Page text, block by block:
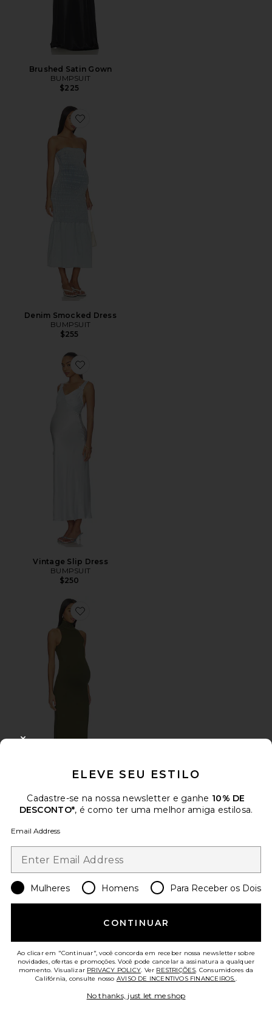
Brushed Satin Gown
BUMPSUIT
$225
Favorite Denim Smocked Dress
Denim Smocked Dress
BUMPSUIT
$255
Favorite Vintage Slip Dress
Vintage Slip Dress
BUMPSUIT
$250
Favorite The Serena Dress
The Serena Dress
BUMPSUIT
Favorite MODELADOR DE CINTURA THE SUPPORT
ELEVE SEU ESTILO
Cadastre-se na nossa newsletter e ganhe 10% DE
DESCONTO*, é como ter uma melhor amiga estilosa.
Email Address
Mulheres Homens Para Receber os Dois
CONTINUAR
Ao clicar em "Continuar", você concorda em receber nossa newsletter sobre
novidades, ofertas e promoções. Você pode cancelar a assinatura a qualquer
momento. Visualizar PRIVACY POLICY. Ver RESTRIÇÕES. Consumidores da
Califórnia, consulte nosso AVISO DE INCENTIVOS FINANCEIROS..
No thanks, just let me shop